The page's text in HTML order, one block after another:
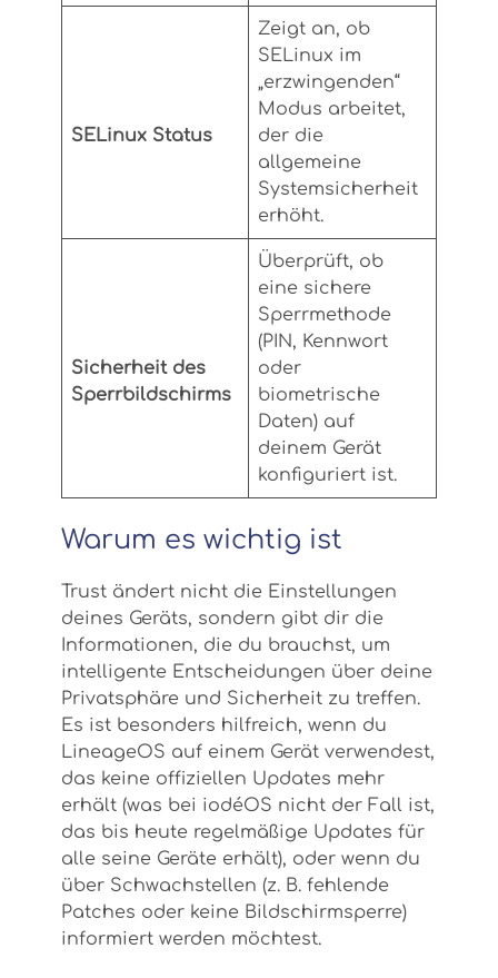
SELinux Status
Zeigt an, ob
SELinux im
„erzwingenden“
Modus arbeitet,
der die
allgemeine
Systemsicherheit
erhöht.
Sicherheit des
Sperrbildschirms
Überprüft, ob
eine sichere
Sperrmethode
(PIN, Kennwort
oder
biometrische
Daten) auf
deinem Gerät
konfiguriert ist.
Warum es wichtig ist
Trust ändert nicht die Einstellungen
deines Geräts, sondern gibt dir die
Informationen, die du brauchst, um
intelligente Entscheidungen über deine
Privatsphäre und Sicherheit zu treffen.
Es ist besonders hilfreich, wenn du
LineageOS auf einem Gerät verwendest,
das keine offiziellen Updates mehr
erhält (was bei iodéOS nicht der Fall ist,
das bis heute regelmäßige Updates für
alle seine Geräte erhält), oder wenn du
über Schwachstellen (z. B. fehlende
Patches oder keine Bildschirmsperre)
informiert werden möchtest.